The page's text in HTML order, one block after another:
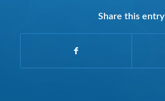
Share this entry